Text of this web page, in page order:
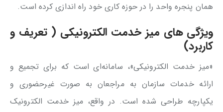
همان پنجره واحد را در حوزه کاری خود راه اندازی کرده است.
ویژگی های میز خدمت الکترونیکی ( تعریف و
کاربرد)
«میز خدمت الکترونیکی»، سامانه‌ای است که برای تجمیع و
ارائه‌ خدمات سازمان به مراجعان به ‌صورت غیرحضوری و
یکپارچه طراحی شده است. در واقع، میز خدمت الکترونیک